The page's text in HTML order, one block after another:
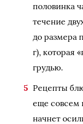
половинка
течение
до размера
г), которая
грудью.
Рецепты
еще совсем
начнет